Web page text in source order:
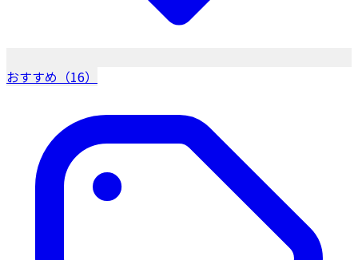
おすすめ（16）